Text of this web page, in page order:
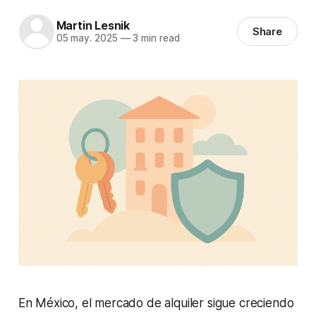
Martin Lesnik
05 may. 2025 —3 min read Share
En México, el mercado de alquiler sigue creciendo